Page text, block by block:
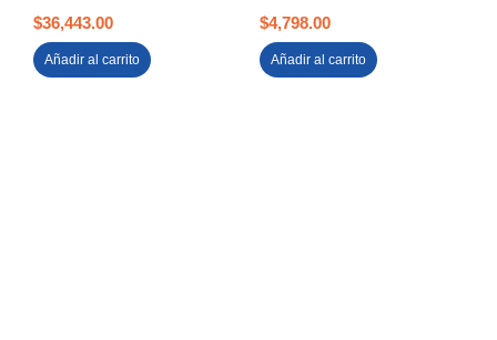
$36,443.00
Añadir al carrito
$4,798.00
Añadir al carrito